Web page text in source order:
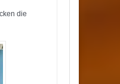
die